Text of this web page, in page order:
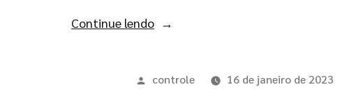
Continue lendo
controle 16 de janeiro de 2023